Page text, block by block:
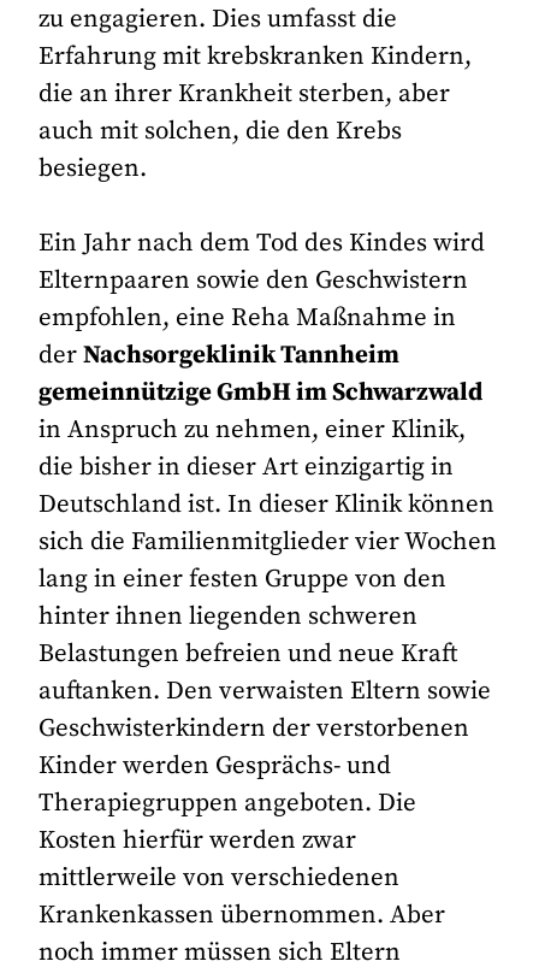
zu engagieren. Dies umfasst die
Erfahrung mit krebskranken Kindern,
die an ihrer Krankheit sterben, aber
auch mit solchen, die den Krebs
besiegen.
Ein Jahr nach dem Tod des Kindes wird
Elternpaaren sowie den Geschwistern
empfohlen, eine Reha Maßnahme in
derNachsorgeklinik Tannheim
gemeinnützige GmbH im Schwarzwald
in Anspruch zu nehmen, einer Klinik,
die bisher in dieser Art einzigartig in
Deutschland ist. In dieser Klinik können
sich die Familienmitglieder vier Wochen
lang in einer festen Gruppe von den
hinter ihnen liegenden schweren
Belastungen befreien und neue Kraft
auftanken. Den verwaisten Eltern sowie
Geschwisterkindern der verstorbenen
Kinder werden Gesprächs- und
Therapiegruppen angeboten. Die
Kosten hierfür werden zwar
mittlerweile von verschiedenen
Krankenkassen übernommen. Aber
noch immer müssen sich Eltern